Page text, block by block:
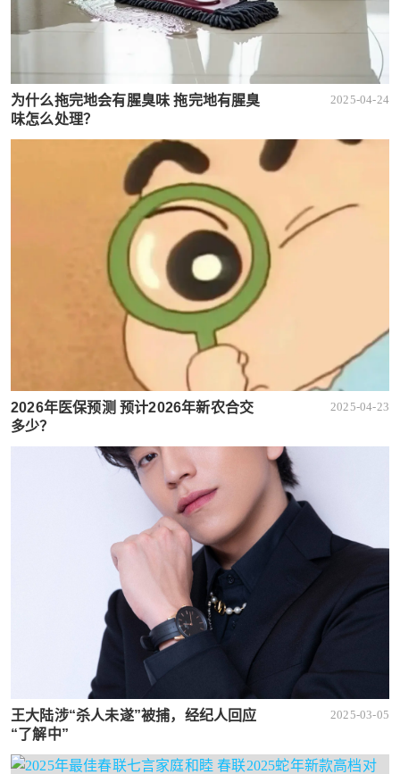
为什么拖完地会有腥臭味 拖完地有腥臭
味怎么处理？
2025-04-24
2026年医保预测 预计2026年新农合交
多少？
2025-04-23
王大陆涉“杀人未遂”被捕，经纪人回应
“了解中”
2025-03-05